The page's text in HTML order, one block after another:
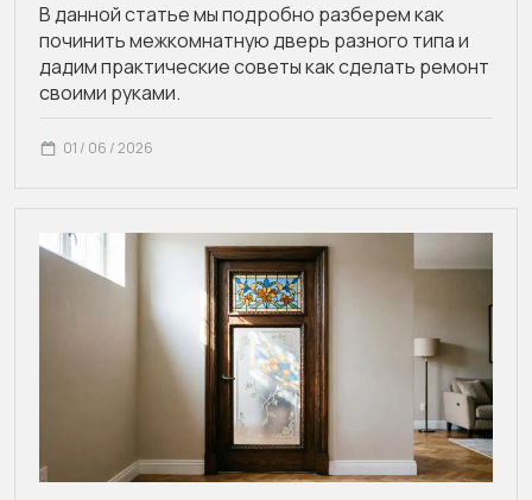
В данной статье мы подробно разберем как
починить межкомнатную дверь разного типа и
дадим практические советы как сделать ремонт
своими руками.
01 / 06 / 2026